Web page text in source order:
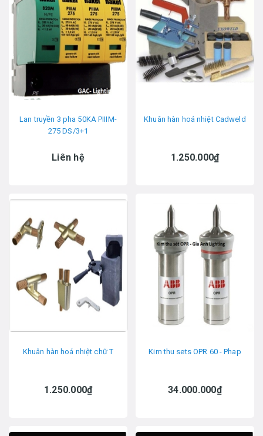
Lan truyền 3 pha 50KA PIIIM-
275 DS/3+1
Liên hệ
Khuân hàn hoá nhiệt Cadweld
1.250.000₫
Khuân hàn hoá nhiệt chữ T
1.250.000₫
Kim thu sets OPR 60 - Phap
34.000.000₫